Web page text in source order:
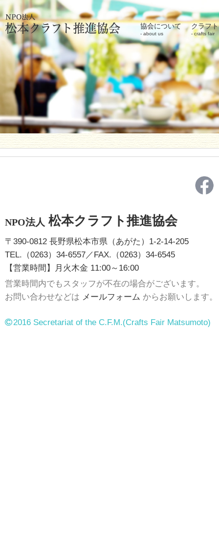
協会について
about us
クラフ
crafts fair
NPO法人 松本クラフト推進協会
〒390-0812 長野県松本市県（あがた）1-2-14-205
TEL.（0263）34-6557／FAX.（0263）34-6545
【営業時間】月火木金 11:00～16:00
営業時間内でもスタッフが不在の場合がございます。
お問い合わせなどは メールフォーム からお願いします。
2016 Secretariat of the C.F.M.(Crafts Fair Matsumoto)